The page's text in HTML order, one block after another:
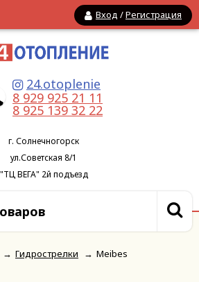
Вход /Регистрация
24.otoplenie
8 929 925 21 11
8 925 139 32 22
г. Солнечногорск
ул.Советская 8/1
"ТЦ ВЕГА" 2й подъезд
→ Гидрострелки → Meibes